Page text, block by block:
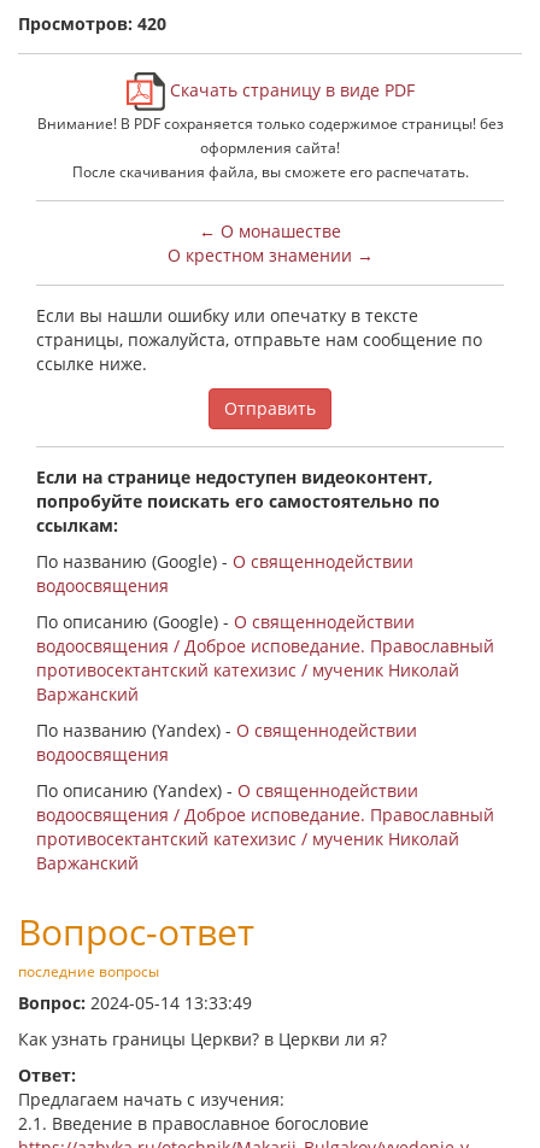
Просмотров: 420
Скачать страницу в виде PDF
Внимание! В PDF сохраняется только содержимое страницы! без
оформления сайта!
После скачивания файла, вы сможете его распечатать.
← О монашестве
О крестном знамении →
Если вы нашли ошибку или опечатку в тексте
страницы, пожалуйста, отправьте нам сообщение по
ссылке ниже.
Отправить
Если на странице недоступен видеоконтент,
попробуйте поискать его самостоятельно по
ссылкам:
По названию (Google) - О священнодействии
водоосвящения
По описанию (Google) - О священнодействии
водоосвящения / Доброе исповедание. Православный
противосектантский катехизис / мученик Николай
Варжанский
По названию (Yandex) - О священнодействии
водоосвящения
По описанию (Yandex) - О священнодействии
водоосвящения / Доброе исповедание. Православный
противосектантский катехизис / мученик Николай
Варжанский
Вопрос-ответ
последние вопросы
Вопрос: 2024-05-14 13:33:49
Как узнать границы Церкви? в Церкви ли я?
Ответ:
Предлагаем начать с изучения:
2.1. Введение в православное богословие